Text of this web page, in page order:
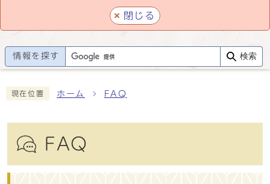
閉じる
情報を探す 検索
現在位置 ホーム FAQ
FAQ